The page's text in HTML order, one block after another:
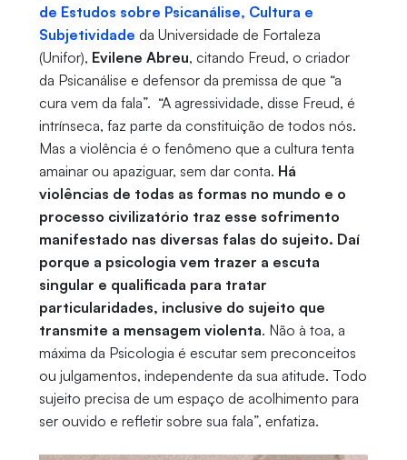
de Estudos sobre Psicanálise, Cultura e
Subjetividade da Universidade de Fortaleza
(Unifor), Evilene Abreu, citando Freud, o criador
da Psicanálise e defensor da premissa de que “a
cura vem da fala”. “A agressividade, disse Freud, é
intrínseca, faz parte da constituição de todos nós.
Mas a violência é o fenômeno que a cultura tenta
amainar ou apaziguar, sem dar conta. Há
violências de todas as formas no mundo e o
processo civilizatório traz esse sofrimento
manifestado nas diversas falas do sujeito. Daí
porque a psicologia vem trazer a escuta
singular e qualificada para tratar
particularidades, inclusive do sujeito que
transmite a mensagem violenta. Não à toa, a
máxima da Psicologia é escutar sem preconceitos
ou julgamentos, independente da sua atitude. Todo
sujeito precisa de um espaço de acolhimento para
ser ouvido e refletir sobre sua fala”, enfatiza.